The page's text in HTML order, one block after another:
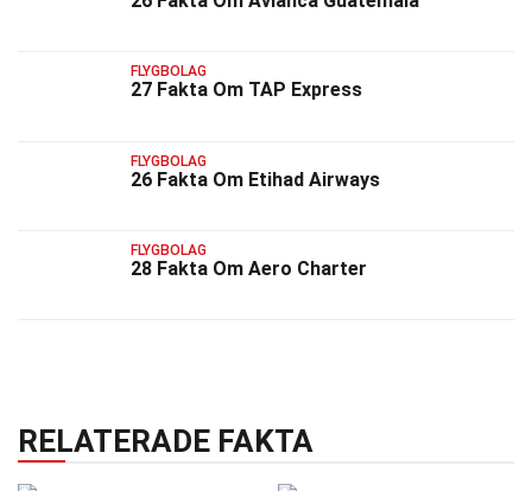
FLYGBOLAG
27 Fakta Om TAP Express
FLYGBOLAG
26 Fakta Om Etihad Airways
FLYGBOLAG
28 Fakta Om Aero Charter
RELATERADE FAKTA